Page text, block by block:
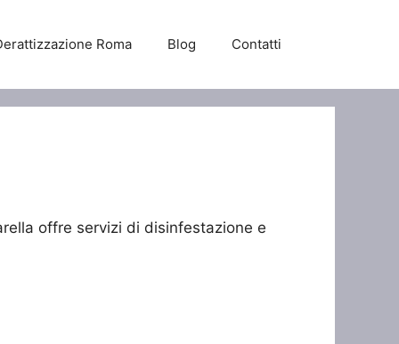
Roma Blog Contatti
offre servizi di disinfestazione e